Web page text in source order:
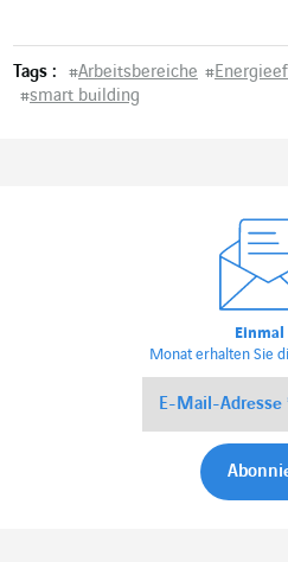
Tags : #Arbeitsbereiche #
#smart building
Einmal
Monat erhalten Sie